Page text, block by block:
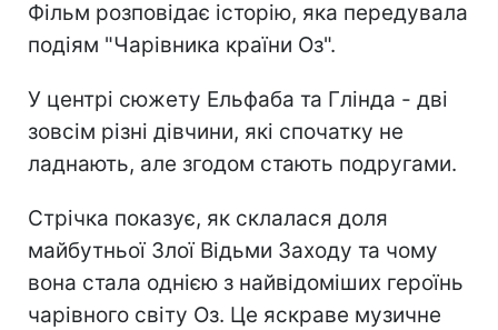
Фільм розповідає історію, яка передувала
подіям "Чарівника країни Оз".
У центрі сюжету Ельфаба та Глінда - дві
зовсім різні дівчини, які спочатку не
ладнають, але згодом стають подругами.
Стрічка показує, як склалася доля
майбутньої Злої Відьми Заходу та чому
вона стала однією з найвідоміших героїнь
чарівного світу Оз. Це яскраве музичне